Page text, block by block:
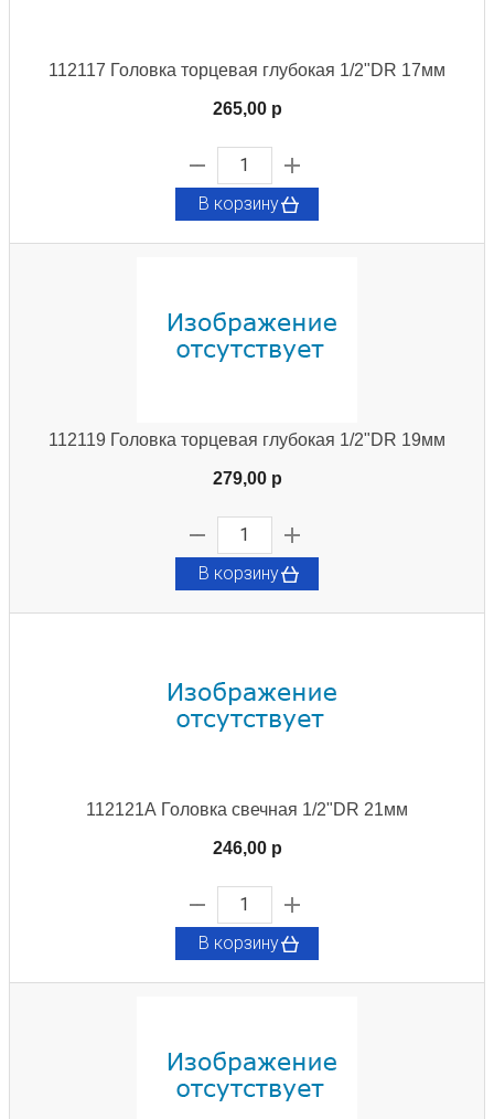
112117 Головка торцевая глубокая 1/2"DR 17мм
265,00 p
В корзину
112119 Головка торцевая глубокая 1/2"DR 19мм
279,00 p
В корзину
112121А Головка свечная 1/2"DR 21мм
246,00 p
В корзину